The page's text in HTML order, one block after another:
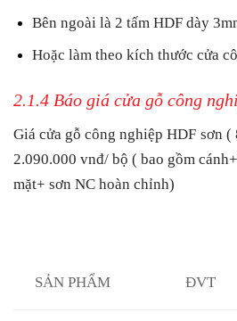
Bên ngoài là 2 tấm HDF dày
Hoặc làm theo kích thước cửa
2.1.4 Báo giá cửa gỗ công
Giá cửa gỗ công nghiệp HDF sơn (
2.090.000 vnđ/ bộ ( bao gồm
mặt+ sơn NC hoàn chỉnh)
SẢN PHẨM ĐVT